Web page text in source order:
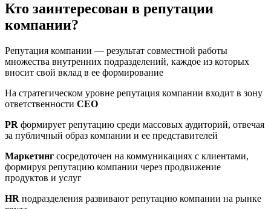
Кто заинтересован в репутации
компании?
Репутация компании — результат совместной работы
множества внутренних подразделений, каждое из которых
вносит свой вклад в ее формирование
На стратегическом уровне репутация компании входит в зону
ответственности CEO
PR формирует репутацию среди массовых аудиторий, отвечая
за публичный образ компании и ее представителей
Маркетинг сосредоточен на коммуникациях с клиентами,
формируя репутацию компании через продвижение
продуктов и услуг
HR подразделения развивают репутацию компании на рынке